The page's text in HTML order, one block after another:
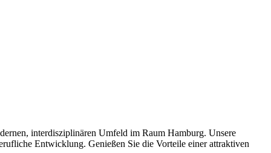
interdisziplinären Umfeld im Raum Hamburg. Unsere
Entwicklung. Genießen Sie die Vorteile einer attraktiven